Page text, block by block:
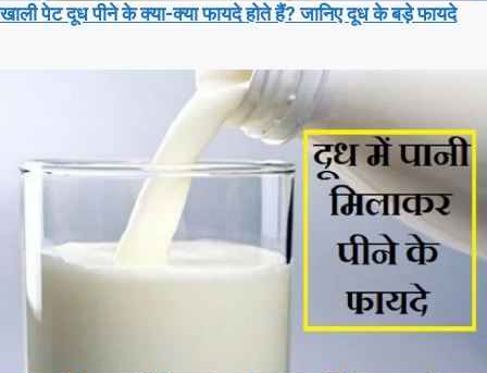
खाली पेट दूध पीने के क्या-क्या फायदे होते हैं? जानिए दूध के बड़े फायदे